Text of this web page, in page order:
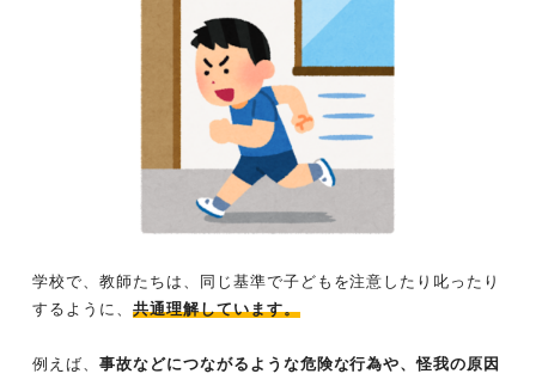
学校で、教師たちは、同じ基準で子どもを注意したり叱ったり
するように、 共通理解しています。
例えば、 事故などにつながるような危険な行為や、怪我の原因